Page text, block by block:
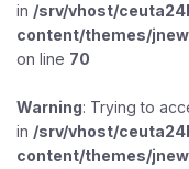
in /srv/vhost/
content/themes/
on line 70
Warning: Trying to
in /srv/vhost/
content/themes/